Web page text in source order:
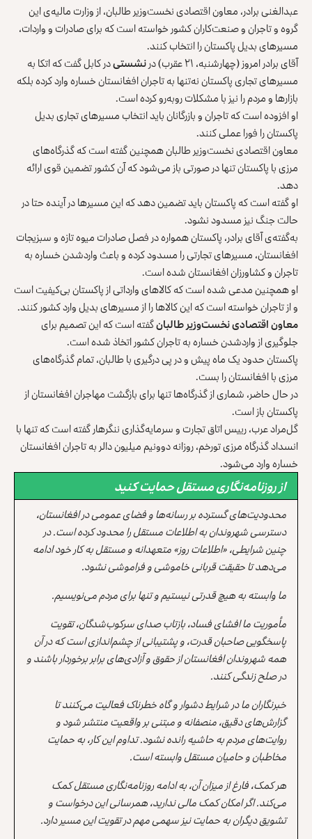
عبدالغنی برادر، معاون اقتصادی نخست‌وزیر طالبان، از وزارت مالیه‌ی این
گروه و تاجران و صنعت‌کاران کشور خواسته است که برای صادرات و واردات،
مسیرهای بدیل پاکستان را انتخاب کنند.
آقای برادر امروز (چهارشنبه، ۲۱ عقرب) در
نشستیدر کابل گفت که اتکا به
مسیرهای تجاری پاکستان نه‌تنها به تاجران افغانستان خساره وارد کرده بلکه
بازارها و مردم را نیز با مشکلات روبه‌رو کرده است.
او افزوده است که تاجران و بازرگانان باید انتخاب مسیرهای تجاری بدیل
پاکستان را فورا عملی کنند.
معاون اقتصادی نخست‌وزیر طالبان همچنین گفته است که گذرگاه‌های
مرزی با پاکستان تنها در صورتی باز می‌شود که آن کشور تضمین قوی ارائه
دهد.
او گفته است که پاکستان باید تضمین دهد که این مسیرها در آینده حتا در
حالت جنگ نیز مسدود نشود.
به‌گفته‌ی آقای برادر، پاکستان همواره در فصل صادرات میوه‌ تازه و سبزیجات
افغانستان، مسیرهای تجارتی را مسدود کرده و باعث واردشدن خساره به
تاجران و کشاورزان افغانستان شده است.
او همچنین مدعی شده است که کالاهای وارداتی از پاکستان بی‌کیفیت است
و از تاجران خواسته است که این کالاها را از مسیرهای بدیل وارد کشور کنند.
معاون اقتصادی نخست‌وزیر طالبانگفته است که این تصمیم برای
جلوگیری از واردشدن خساره به تاجران کشور اتخاذ شده است.
پاکستان حدود یک ماه پیش و در پی درگیری با طالبان، تمام گذرگاه‌های
مرزی با افغانستان را بست.
در حال حاضر، شماری از گذرگاه‌ها تنها برای بازگشت مهاجران افغانستان از
پاکستان باز است.
گل‌مراد عرب، رییس اتاق تجارت و سرمایه‌گذاری ننگرهار گفته است که تنها با
انسداد گذرگاه مرزی تورخم، روزانه دوونیم میلیون دالر به تاجران افغانستان
خساره وارد می‌شود.
از روزنامه‌نگاری مستقل حمایت کنید
محدودیت‌های گسترده بر رسانه‌ها و فضای عمومی در افغانستان،
دسترسی شهروندان به اطلاعات مستقل را محدود کرده است. در
چنین شرایطی، «اطلاعات روز» متعهدانه و مستقل به کار خود ادامه
می‌دهد تا حقیقت قربانی خاموشی و فراموشی نشود.
ما وابسته به هیچ قدرتی نیستیم و تنها برای مردم می‌نویسیم.
مأموریت ما افشای فساد، بازتاب صدای سرکوب‌شدگان، تقویت
پاسخگویی صاحبان قدرت، و پشتیبانی از چشم‌اندازی است که در آن
همه شهروندان افغانستان از حقوق و آزادی‌های برابر برخوردار باشند و
در صلح زندگی کنند.
خبرنگاران ما در شرایط دشوار و گاه خطرناک فعالیت می‌کنند تا
گزارش‌های دقیق، منصفانه و مبتنی بر واقعیت منتشر شود و
روایت‌های مردم به حاشیه رانده نشود. تداوم این کار، به حمایت
مخاطبان و حامیان مستقل وابسته است.
هر کمک، فارغ از میزان آن، به ادامه روزنامه‌نگاری مستقل کمک
می‌کند. اگر امکان کمک مالی ندارید، همرسانی این درخواست و
تشویق دیگران به حمایت نیز سهمی مهم در تقویت این مسیر دارد.